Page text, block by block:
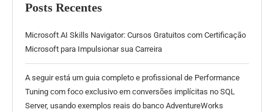
Posts Recentes
Microsoft AI Skills Navigator: Cursos Gratuitos com Certificação
Microsoft para Impulsionar sua Carreira
A seguir está um guia completo e profissional de Performance
Tuning com foco exclusivo em conversões implícitas no SQL
Server, usando exemplos reais do banco AdventureWorks